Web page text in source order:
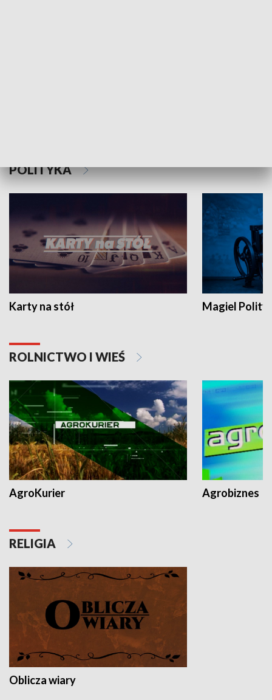
POLITYKA
Karty na stół Magiel
ROLNICTWO I WIEŚ
AgroKurier Agrobiznes
RELIGIA
Oblicza wiary